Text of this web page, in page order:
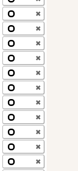
✖
✖
✖
✖
✖
✖
✖
✖
✖
✖
✖